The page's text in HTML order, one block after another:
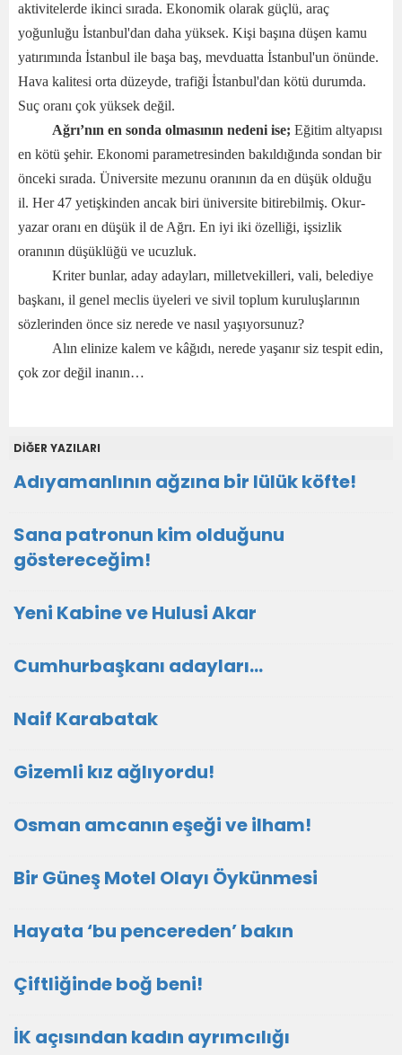
aktivitelerde ikinci sırada. Ekonomik olarak güçlü, araç
yoğunluğu İstanbul'dan daha yüksek. Kişi başına düşen kamu
yatırımında İstanbul ile başa baş, mevduatta İstanbul'un önünde.
Hava kalitesi orta düzeyde, trafiği İstanbul'dan kötü durumda.
Suç oranı çok yüksek değil.
Ağrı’nın en sonda olmasının nedeni ise; Eğitim altyapısı
en kötü şehir. Ekonomi parametresinden bakıldığında sondan bir
önceki sırada. Üniversite mezunu oranının da en düşük olduğu
il. Her 47 yetişkinden ancak biri üniversite bitirebilmiş. Okur-
yazar oranı en düşük il de Ağrı. En iyi iki özelliği, işsizlik
oranının düşüklüğü ve ucuzluk.
Kriter bunlar, aday adayları, milletvekilleri, vali, belediye
başkanı, il genel meclis üyeleri ve sivil toplum kuruluşlarının
sözlerinden önce siz nerede ve nasıl yaşıyorsunuz?
Alın elinize kalem ve kâğıdı, nerede yaşanır siz tespit edin,
çok zor değil inanın…
DİĞER YAZILARI
Adıyamanlının ağzına bir lülük köfte!
Sana patronun kim olduğunu
göstereceğim!
Yeni Kabine ve Hulusi Akar
Cumhurbaşkanı adayları…
Naif Karabatak
Gizemli kız ağlıyordu!
Osman amcanın eşeği ve ilham!
Bir Güneş Motel Olayı Öykünmesi
Hayata ‘bu pencereden’ bakın
Çiftliğinde boğ beni!
İK açısından kadın ayrımcılığı